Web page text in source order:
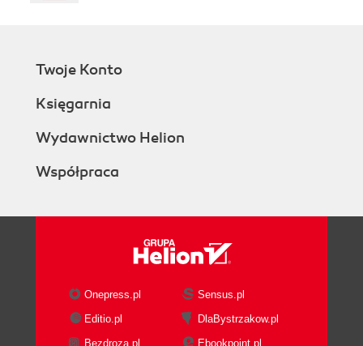
Twoje Konto
Księgarnia
Wydawnictwo Helion
Współpraca
Onepress.pl
Sensus.pl
Editio.pl
DlaBystrzakow.pl
Bezdroza.pl
Ebookpoint.pl